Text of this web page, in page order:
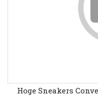
Hoge Sneakers